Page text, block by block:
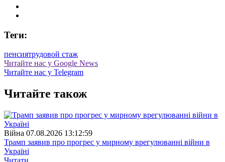
Теги:
пенсиятрудовой стаж
Читайте нас у Google News
Читайте нас у Telegram
Читайте також
Війна 07.08.2026 13:12:59
Трамп заявив про прогрес у мирному врегулюванні війни в
Україні
Читати